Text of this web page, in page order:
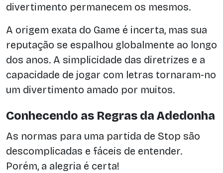
divertimento permanecem os mesmos.
A origem exata do Game é incerta, mas sua
reputação se espalhou globalmente ao longo
dos anos. A simplicidade das diretrizes e a
capacidade de jogar com letras tornaram-no
um divertimento amado por muitos.
Conhecendo as Regras da Adedonha
As normas para uma partida de Stop são
descomplicadas e fáceis de entender.
Porém, a alegria é certa!